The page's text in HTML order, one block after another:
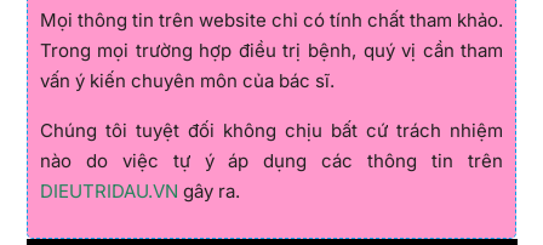
Mọi thông tin trên website chỉ có tính chất tham khảo.
Trong mọi trường hợp điều trị bệnh, quý vị cần tham
vấn ý kiến chuyên môn của bác sĩ.
Chúng tôi tuyệt đối không chịu bất cứ trách nhiệm
nào do việc tự ý áp dụng các thông tin trên
DIEUTRIDAU.VN gây ra.